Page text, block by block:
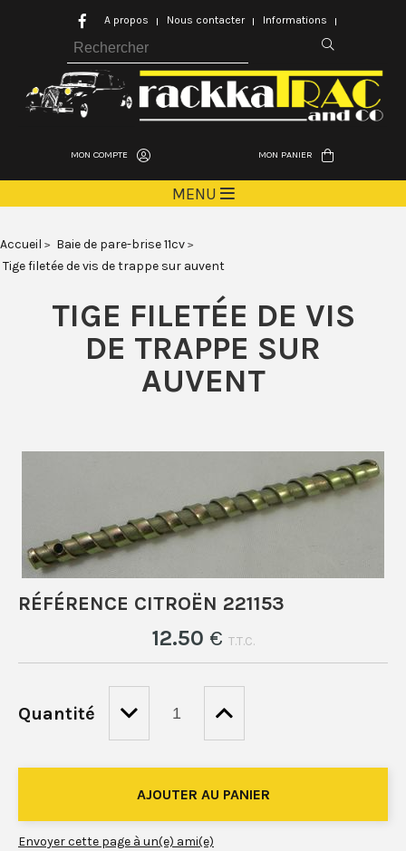
MON COMPTE MON PANIER
MENU
Accueil
Baie de pare-brise 11cv
Tige filetée de vis de trappe sur auvent
TIGE FILETÉE DE VIS
DE TRAPPE SUR
AUVENT
RÉFÉRENCE CITROËN 221153
12.50 € T.T.C.
Quantité
Envoyer cette page à un(e) ami(e)
A propos Nous contacter Informations